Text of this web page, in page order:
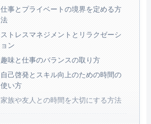
仕事とプライベートの境界を定める方
法
ストレスマネジメントとリラクゼーシ
ョン
趣味と仕事のバランスの取り方
自己啓発とスキル向上のための時間の
使い方
家族や友人との時間を大切にする方法